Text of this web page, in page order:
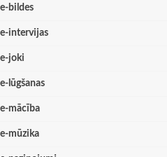
e-bildes
e-intervijas
e-joki
e-lūgšanas
e-mācība
e-mūzika